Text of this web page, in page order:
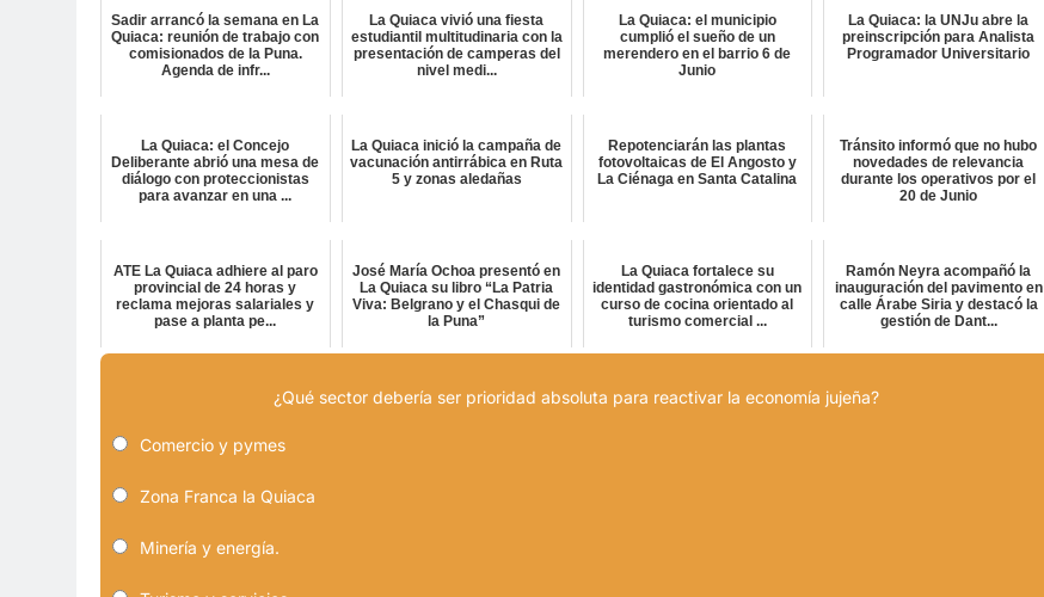
Sadir arrancó la semana en La
Quiaca: reunión de trabajo con
comisionados de la Puna.
Agenda de infr...
La Quiaca vivió una fiesta
estudiantil multitudinaria con la
presentación de camperas del
nivel medi...
La Quiaca: el municipio
cumplió el sueño de un
merendero en el barrio 6 de
Junio
La Quiaca: la UNJu abre la
preinscripción para Analista
Programador Universitario
La Quiaca: el Concejo
Deliberante abrió una mesa de
diálogo con proteccionistas
para avanzar en una ...
La Quiaca inició la campaña de
vacunación antirrábica en Ruta
5 y zonas aledañas
Repotenciarán las plantas
fotovoltaicas de El Angosto y
La Ciénaga en Santa Catalina
Tránsito informó que no hubo
novedades de relevancia
durante los operativos por el
20 de Junio
ATE La Quiaca adhiere al paro
provincial de 24 horas y
reclama mejoras salariales y
pase a planta pe...
José María Ochoa presentó en
La Quiaca su libro “La Patria
Viva: Belgrano y el Chasqui de
la Puna”
La Quiaca fortalece su
identidad gastronómica con un
curso de cocina orientado al
turismo comercial ...
Ramón Neyra acompañó la
inauguración del pavimento en
calle Árabe Siria y destacó la
gestión de Dant...
¿Qué sector debería ser prioridad absoluta para reactivar la economía jujeña?
Comercio y pymes
Zona Franca la Quiaca
Minería y energía.